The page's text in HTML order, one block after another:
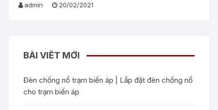
admin 20/02/2021
BÀI VIẾT MỚI
Đèn chống nổ trạm biến áp | Lắp đặt đèn chống nổ
cho trạm biến áp